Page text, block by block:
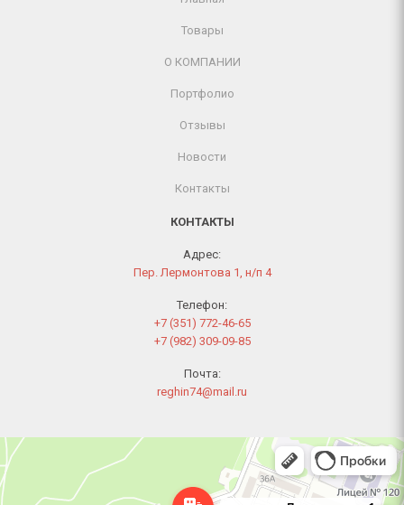
Товары
О КОМПАНИИ
Портфолио
Отзывы
Новости
Контакты
КОНТАКТЫ
Адрес:
Пер. Лермонтова 1, н/п 4
Телефон:
+7 (351) 772-46-65
+7 (982) 309-09-85
Почта:
reghin74@mail.ru
Челябинск
Переулок Лермонтова, 1 — Яндекс Карты